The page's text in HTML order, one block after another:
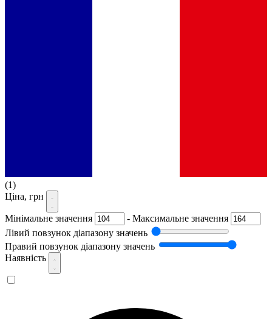
(1)
Ціна, грн
Мінімальне значення - Максимальне значення
Лівий повзунок діапазону значень
Правий повзунок діапазону значень
Наявність